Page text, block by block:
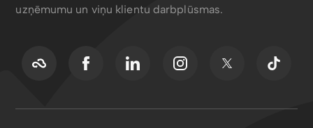
uzņēmumu un viņu klientu darbplūsmas.